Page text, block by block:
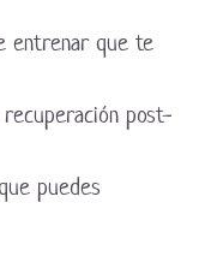
entrenar que te
post-
puedes